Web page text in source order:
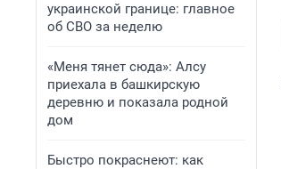
украинской границе: главное
об СВО за неделю
«Меня тянет сюда»: Алсу
приехала в башкирскую
деревню и показала родной
дом
Быстро покраснеют: как